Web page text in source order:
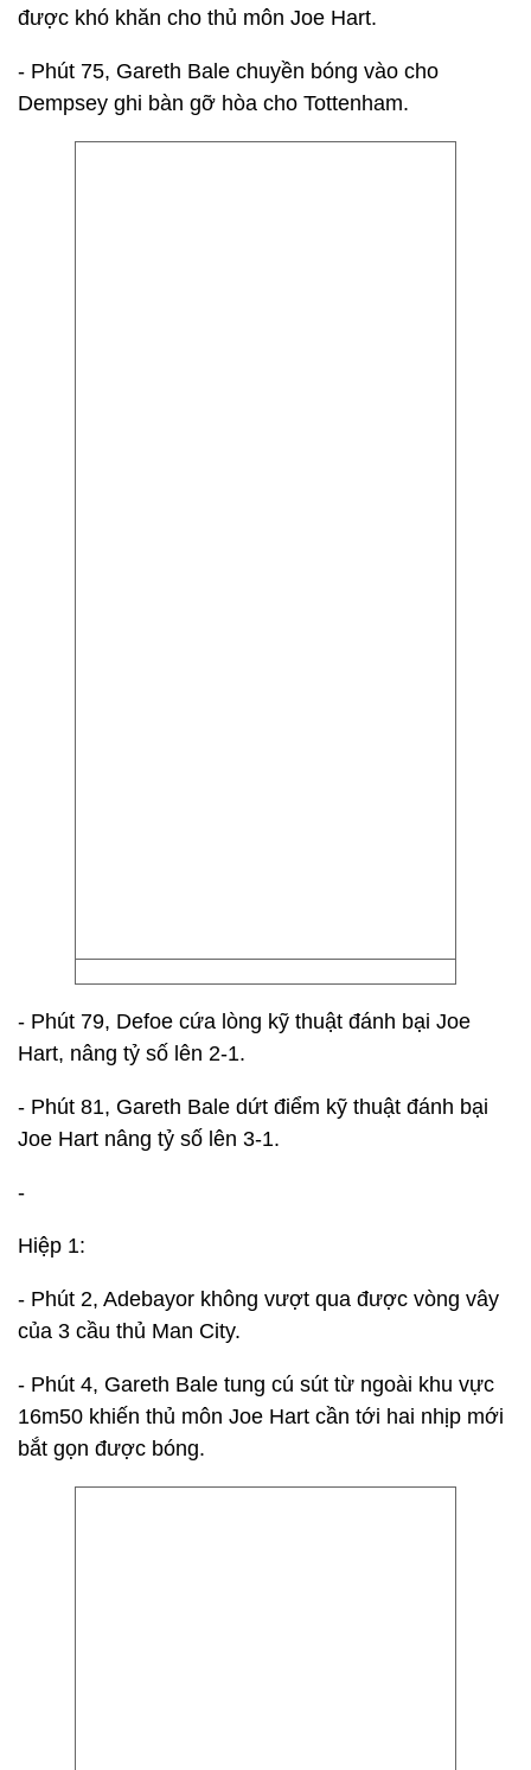
được khó khăn cho thủ môn Joe Hart.
- Phút 75, Gareth Bale chuyền bóng vào cho
Dempsey ghi bàn gỡ hòa cho Tottenham.
- Phút 79, Defoe cứa lòng kỹ thuật đánh bại Joe
Hart, nâng tỷ số lên 2-1.
- Phút 81, Gareth Bale dứt điểm kỹ thuật đánh bại
Joe Hart nâng tỷ số lên 3-1.
-
Hiệp 1:
- Phút 2, Adebayor không vượt qua được vòng vây
của 3 cầu thủ Man City.
- Phút 4, Gareth Bale tung cú sút từ ngoài khu vực
16m50 khiến thủ môn Joe Hart cần tới hai nhịp mới
bắt gọn được bóng.